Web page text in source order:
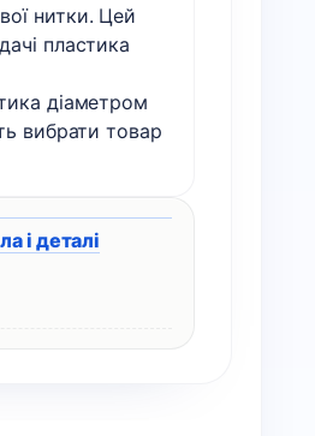
нитки. Цей
пластика
діаметром
вибрати товар
і деталі